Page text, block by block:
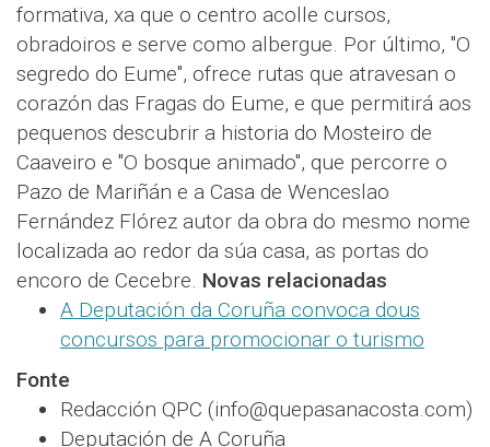
formativa, xa que o centro acolle cursos,
obradoiros e serve como albergue. Por último, "O
segredo do Eume", ofrece rutas que atravesan o
corazón das Fragas do Eume, e que permitirá aos
pequenos descubrir a historia do Mosteiro de
Caaveiro e "O bosque animado", que percorre o
Pazo de Mariñán e a Casa de Wenceslao
Fernández Flórez autor da obra do mesmo nome
localizada ao redor da súa casa, as portas do
encoro de Cecebre. Novas relacionadas
A Deputación da Coruña convoca dous
concursos para promocionar o turismo
Fonte
Redacción QPC (info@quepasanacosta.com)
Deputación de A Coruña